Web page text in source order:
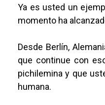
Ya es usted un
momento ha
Desde Berlín,
que continue con
pichilemina y que
humana.